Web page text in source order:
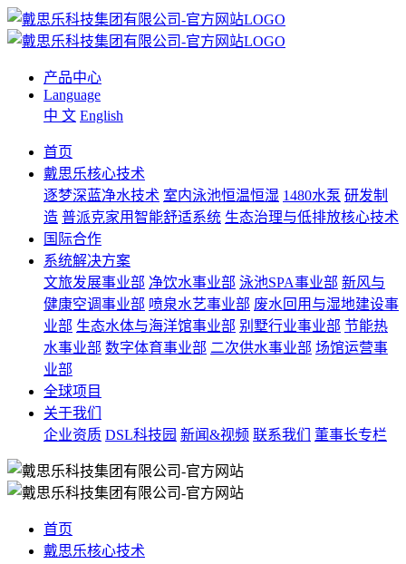
产品中心
Language
中 文 English
首页
戴思乐核心技术
逐梦深蓝净水技术 室内泳池恒温恒湿 1480水泵 研发制
造 普派克家用智能舒适系统 生态治理与低排放核心技术
国际合作
系统解决方案
文旅发展事业部 净饮水事业部 泳池SPA事业部 新风与
健康空调事业部 喷泉水艺事业部 废水回用与湿地建设事
业部 生态水体与海洋馆事业部 别墅行业事业部 节能热
水事业部 数字体育事业部 二次供水事业部 场馆运营事
业部
全球项目
关于我们
企业资质 DSL科技园 新闻&视频 联系我们 董事长专栏
首页
戴思乐核心技术